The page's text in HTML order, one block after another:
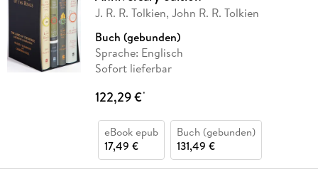
J. R. R. Tolkien, John R. R. Tolkien
Buch (gebunden)
Sprache: Englisch
Sofort lieferbar
122,29 €*
eBook epub
17,49 €
Buch (gebunden)
131,49 €